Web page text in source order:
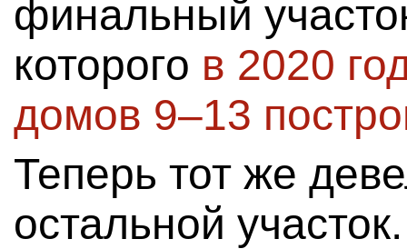
финальный
которого в 2020
домов 9–13
Теперь тот же
остальной